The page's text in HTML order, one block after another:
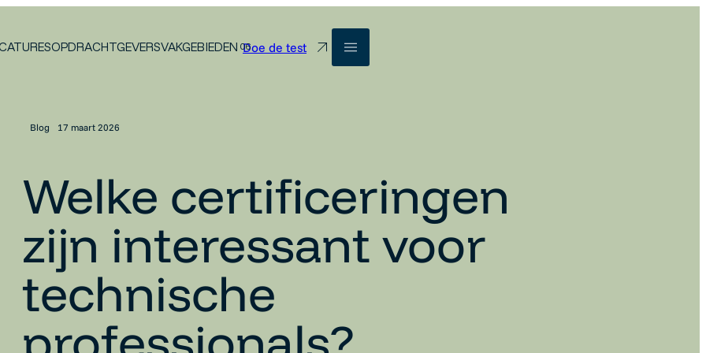
OPDRACHTGEVERSVAKGEBIEDEN Doe de test
Blog 17 maart 2026
Welke certificeringen
zijn interessant voor
technische